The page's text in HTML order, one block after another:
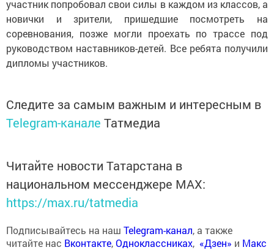
участник попробовал свои силы в каждом из классов, а
новички и зрители, пришедшие посмотреть на
соревнования, позже могли проехать по трассе под
руководством наставников-детей. Все ребята получили
дипломы участников.
Следите за самым важным и интересным в
Telegram-канале Татмедиа
Читайте новости Татарстана в
национальном мессенджере MАХ:
https://max.ru/tatmedia
Подписывайтесь на наш Telegram-канал, а также
читайте нас Вконтакте,Одноклассниках, «Дзен» и Макс